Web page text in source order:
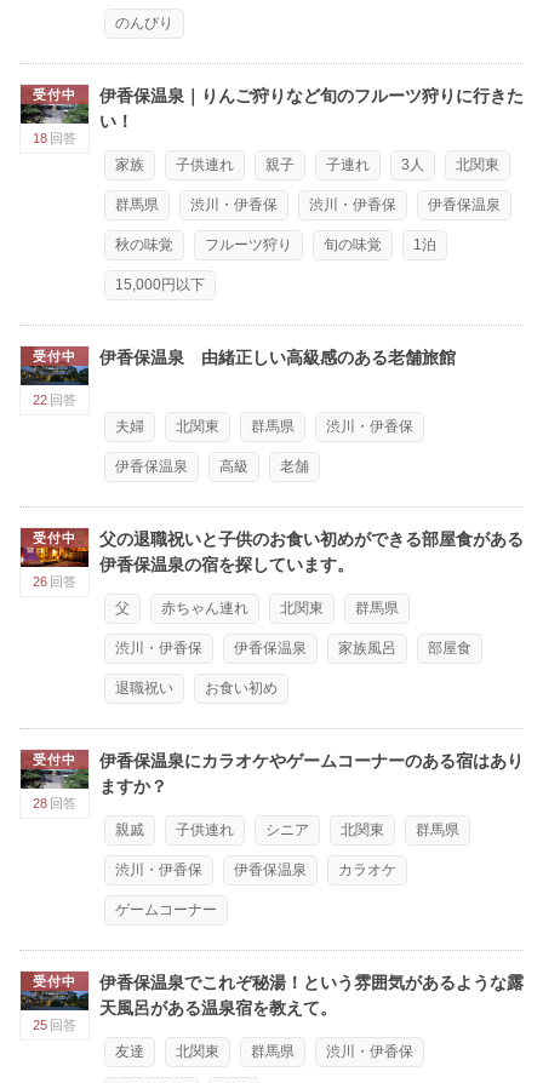
のんびり
受付中
18 回答
伊香保温泉｜りんご狩りなど旬のフルーツ狩りに行きた
い！
家族 子供連れ 親子 子連れ 3人 北関東
群馬県 渋川・伊香保 渋川・伊香保 伊香保温泉
秋の味覚 フルーツ狩り 旬の味覚 1泊
15,000円以下
受付中
22 回答
伊香保温泉 由緒正しい高級感のある老舗旅館
夫婦 北関東 群馬県 渋川・伊香保
伊香保温泉 高級 老舗
受付中
26 回答
父の退職祝いと子供のお食い初めができる部屋食がある
伊香保温泉の宿を探しています。
父 赤ちゃん連れ 北関東 群馬県
渋川・伊香保 伊香保温泉 家族風呂 部屋食
退職祝い お食い初め
受付中
28 回答
伊香保温泉にカラオケやゲームコーナーのある宿はあり
ますか？
親戚 子供連れ シニア 北関東 群馬県
渋川・伊香保 伊香保温泉 カラオケ
ゲームコーナー
受付中
25 回答
伊香保温泉でこれぞ秘湯！という雰囲気があるような露
天風呂がある温泉宿を教えて。
友達 北関東 群馬県 渋川・伊香保